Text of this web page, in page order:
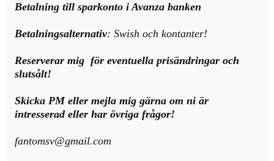
Betalning till sparkonto i Avanza banken
Betalningsalternativ: Swish och kontanter!
Reserverar mig för eventuella prisändringar och
slutsålt!
Skicka PM eller mejla mig gärna om ni är
intresserad eller har övriga frågor!
fantomsv@gmail.com